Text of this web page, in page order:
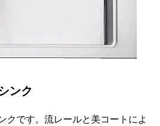
ンク
クです。流レールと美コートによ